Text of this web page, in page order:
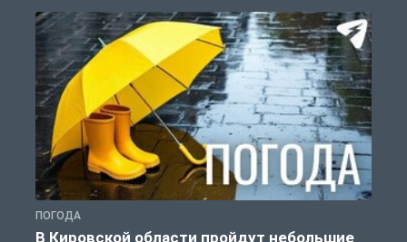
ПОГОДА
В Кировской области пройдут небольшие